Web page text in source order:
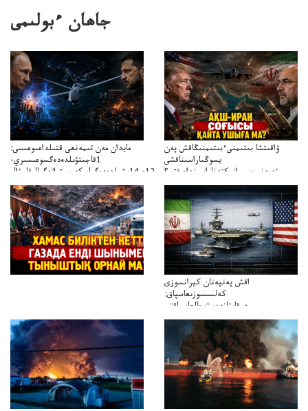
جاھان ءبولىمى
مايدان مەن تىمەنعى قتىلداعىوعىسى:
1قاجىتۋىلدەدەگسوعىسىري-
سترات12ي14ىشىلدەدەگىاسكەريستراتەگيالىقاحۋال
ۋاقىتشا بىتىمنىءبىتىمنىڭاقش پەن
يسوڭىاراسىناقشى
تەپەنىرەسيرانىكتەناراسىنداعىقتى؟
تەكەتىرەسنەلىكتەنقايتاۋشىقتى؟
اقش پەنپەنان كيرانسوزى
كەلىسسوزىعاسپاق:
دوقايتازدەسۋىجالعاسپاقتى
باسەڭدەتدوحا؟
كەزدەسۋىشيەلەنىستىباسەڭدەتەمە؟